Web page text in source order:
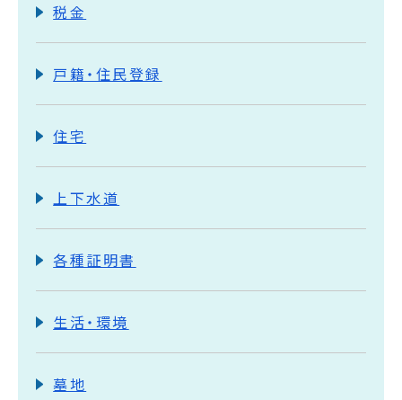
税金
戸籍・住民登録
住宅
上下水道
各種証明書
生活・環境
墓地